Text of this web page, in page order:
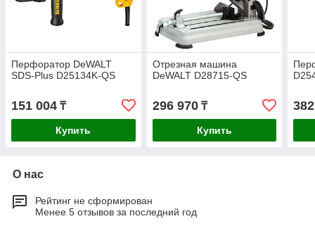
Перфоратор DeWALT
SDS-Plus D25134K-QS
151 004 ₸
Купить
Отрезная машина
DeWALT D28715-QS
296 970₸
Купить
О нас
Рейтинг не сформирован
Менее 5 отзывов за последний год